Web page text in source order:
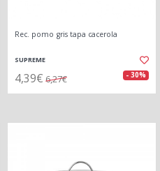
Rec. pomo gris tapa cacerola
SUPREME
4,39€ 6,27€ - 30%